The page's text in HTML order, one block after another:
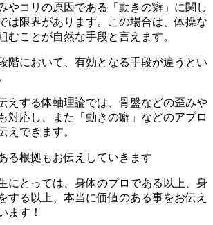
やコリの原因である「動きの癖」に関し
は限界があります。この場合は、体操な
むことが自然な手段と言えます。
階において、有効となる手段が違うとい
えする体軸理論では、骨盤などの歪みや
対応し、また「動きの癖」などのアプロ
えできます。
る根拠もお伝えしていきます
にとっては、身体のプロである以上、身
する以上、本当に価値のある事をお伝え
ます！